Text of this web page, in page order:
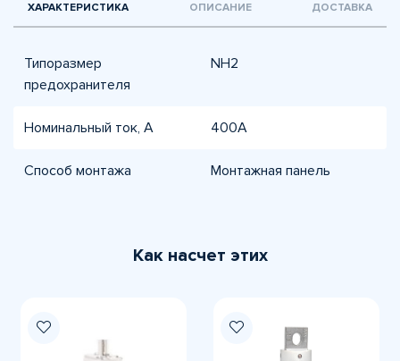
ХАРАКТЕРИСТИКА ОПИСАНИЕ ДОСТАВКА
Типоразмер
предохранителя
NH2
Номинальный ток, А 400A
Способ монтажа Монтажная панель
Как насчет этих